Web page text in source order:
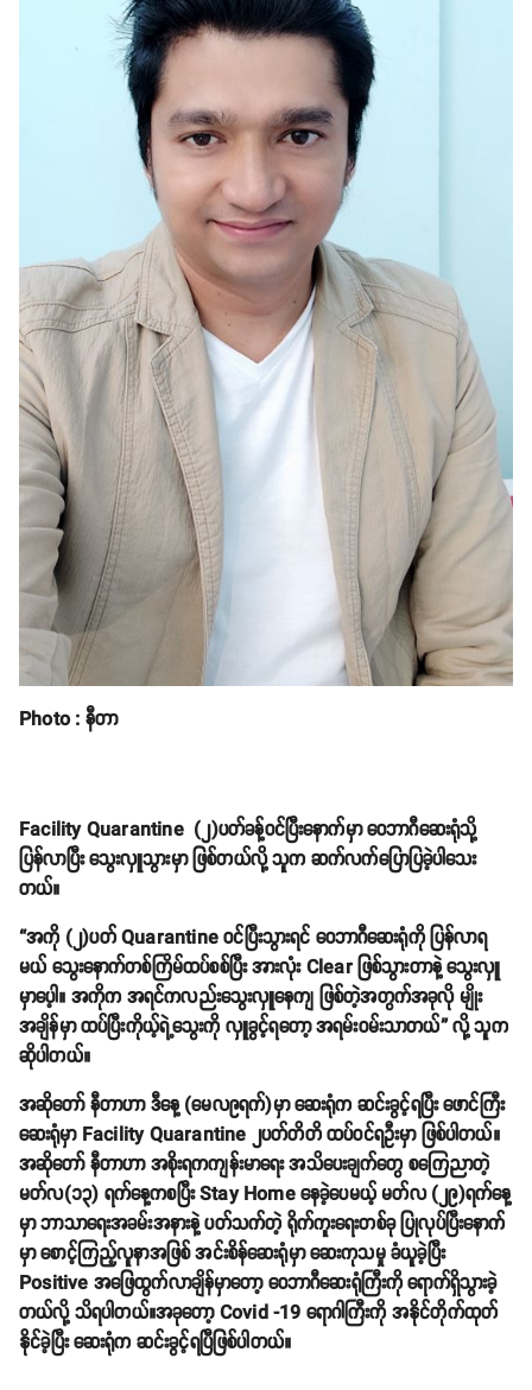
Photo : နီတာ
Facility Quarantine (၂)ပတ်ခန့်ဝင်ပြီးနောက်မှာ ဝေဘာဂီဆေးရုံသို့
ပြန်လာပြီး သွေးလှူသွားမှာ ဖြစ်တယ်လို့ သူက ဆက်လက်ပြောပြခဲ့ပါသေး
တယ်။
“အကို (၂)ပတ် Quarantine ဝင်ပြီးသွားရင် ဝေဘာဂီဆေးရုံကို ပြန်လာရ
မယ် သွေးနောက်တစ်ကြိမ်ထပ်စစ်ပြီး အားလုံး Clear ဖြစ်သွားတာနဲ့ သွေးလှူ
မှာပေ့ါ။ အကိုက အရင်ကလည်းသွေးလှူနေကျ ဖြစ်တဲ့အတွက်အခုလို မျိုး
အချိန်မှာ ထပ်ပြီးကိုယ့်ရဲ့သွေးကို လှူခွင့်ရတော့ အရမ်းဝမ်းသာတယ်” လို့ သူက
ဆိုပါတယ်။
အဆိုတော် နီတာဟာ ဒီနေ့ (မေလ၉ရက်)မှာ ဆေးရုံက ဆင်းခွင့်ရပြီး ဖောင်ကြီး
ဆေးရုံမှာ Facility Quarantine ၂ပတ်တိတိ ထပ်ဝင်ရဦးမှာ ဖြစ်ပါတယ်။
အဆိုတော် နီတာဟာ အစိုးရကကျန်းမာရေး အသိပေးချက်တွေ စကြေညာတဲ့
မတ်လ(၁၃) ရက်နေ့ကစပြီး Stay Home နေခဲ့ပေမယ့် မတ်လ (၂၉)ရက်နေ့
မှာ ဘာသာရေးအခမ်းအနားနဲ့ ပတ်သက်တဲ့ ရိုက်ကူးရေးတစ်ခု ပြုလုပ်ပြီးနောက်
မှာ စောင့်ကြည့်လူနာအဖြစ် အင်းစိန်ဆေးရုံမှာ ဆေးကုသမှု ခံယူခဲ့ပြီး
Positive အဖြေထွက်လာချိန်မှာတော့ ဝေဘာဂီဆေးရုံကြီးကို ရောက်ရှိသွားခဲ့
တယ်လို့ သိရပါတယ်။အခုတော့ Covid -19 ရောဂါကြီးကို အနိုင်တိုက်ထုတ်
နိုင်ခဲ့ပြီး ဆေးရုံက ဆင်းခွင့်ရပြီဖြစ်ပါတယ်။